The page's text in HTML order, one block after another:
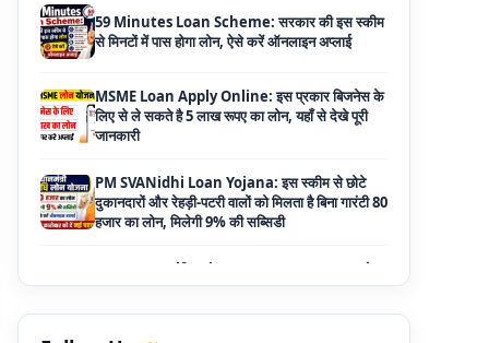
MSME Loan Apply Online: इस प्रकार बिजनेस के
लिए से ले सकते है 5 लाख रूपए का लोन, यहाँ से देखे पूरी
जानकारी
PM SVANidhi Loan Yojana: इस स्कीम से छोटे
दुकानदारों और रेहड़ी-पटरी वालों को मिलता है बिना गारंटी 80
हजार का लोन, मिलेगी 9% की सब्सिडी
Haryana Self Help Group Loan 2026: स्वयं
सहायता समूह महिलाओं को मिल रहा है ₹10 लाख तक का
लोन, ऐसे करें आवेदन
पालन योजना के तहत ले सकते है 5 लाख तक का लोन,
मिलती है 35% तक सब्सिडी